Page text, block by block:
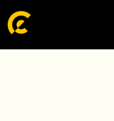
Zum Hauptinhalt springen
Skip to page footer